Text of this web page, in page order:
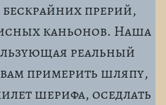
прерий,
каньонов. Наша
реальный
примерить шляпу,
шерифа, оседлать